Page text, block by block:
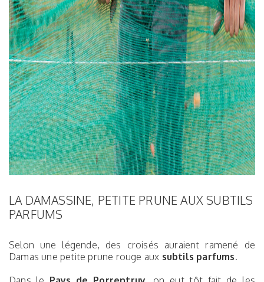
LA DAMASSINE, PETITE PRUNE AUX SUBTILS
PARFUMS
Selon une légende, des croisés auraient ramené de
Damas une petite prune rouge aux subtils parfums.